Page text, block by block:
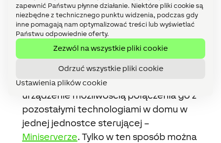
zapewnić Państwu płynne działanie. Niektóre pliki cookie są
niezbędne z technicznego punktu widzenia, podczas gdy
inne pomagają nam optymalizować treści lub wyświetlać
Państwu odpowiednie oferty.
Zezwól na wszystkie pliki cookie
Odrzuć wszystkie pliki cookie
Ustawienia plików cookie
Sterowanie oknami dachowymi (i nie
tylko) za pośrednictwem aplikacji nie
zwróci ci kosztów zniszczonej podłogi,
ani nie wyręczy w codziennej rutynie
wokół nich.
O wiele lepiej jest zastąpić pojedyncze
urządzenie możliwością połączenia go z
pozostałymi technologiami w domu w
jednej jednostce sterującej –
Miniserverze. Tylko w ten sposób można